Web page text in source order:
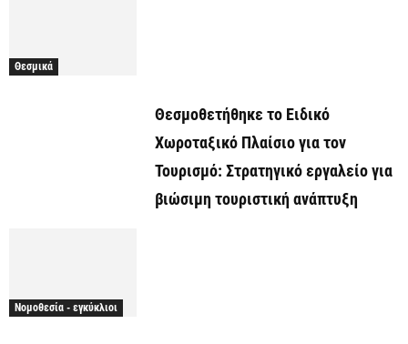
Θεσμικά
Θεσμοθετήθηκε το Ειδικό
Χωροταξικό Πλαίσιο για τον
Τουρισμό: Στρατηγικό εργαλείο για
βιώσιμη τουριστική ανάπτυξη
Νομοθεσία - εγκύκλιοι